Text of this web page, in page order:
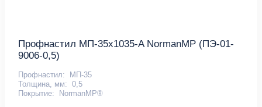
Профнастил МП-35x1035-A NormanMP (ПЭ-01-
9006-0,5)
Профнастил:
МП-35
Толщина, мм: 0,5
Покрытие:
NormanMP®